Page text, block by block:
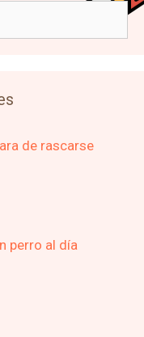
de rascarse
perro al día